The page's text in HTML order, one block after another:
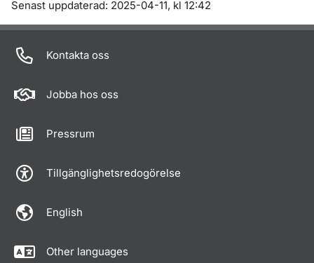
Om sidan
Senast uppdaterad: 2025-04-11, kl 12:42
Kontakta oss
Jobba hos oss
Pressrum
Tillgänglighetsredogörelse
English
Other languages